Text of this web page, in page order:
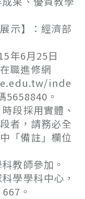
】：經濟部
年6月25日
職進修網
inde
5658840。
段採用實體、
者，請務必全
「備註」欄位
教師參加。
學學科中心，
。